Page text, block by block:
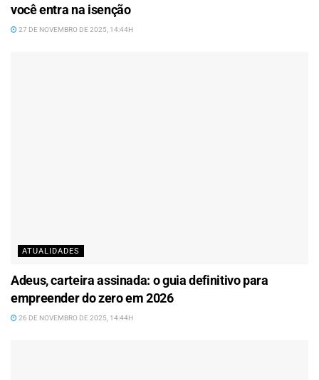
você entra na isenção
27 DE NOVEMBRO DE 2025, 14:44H
ATUALIDADES
Adeus, carteira assinada: o guia definitivo para
empreender do zero em 2026
26 DE NOVEMBRO DE 2025, 14:44H